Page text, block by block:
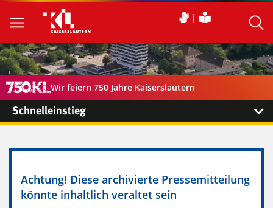
Wir feiern 750 Jahre Kaiserslautern
Schnelleinstieg
Achtung! Diese archivierte Pressemitteilung
könnte inhaltlich veraltet sein